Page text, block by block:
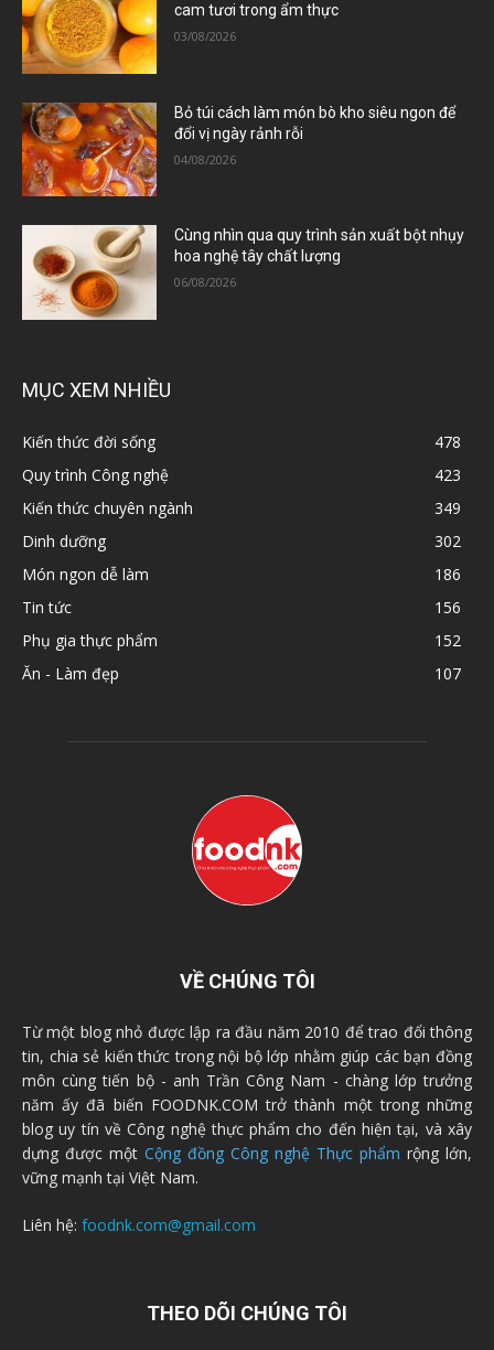
cam tươi trong ẩm thực
03/08/2026
Bỏ túi cách làm món bò kho siêu ngon để
đổi vị ngày rảnh rỗi
04/08/2026
Cùng nhìn qua quy trình sản xuất bột nhụy
hoa nghệ tây chất lượng
06/08/2026
MỤC XEM NHIỀU
Kiến thức đời sống
478
Quy trình Công nghệ
423
Kiến thức chuyên ngành
349
Dinh dưỡng
302
Món ngon dễ làm
186
Tin tức
156
Phụ gia thực phẩm
152
Ăn - Làm đẹp
107
VỀ CHÚNG TÔI
Từ một blog nhỏ được lập ra đầu năm 2010 để trao đổi thông
tin, chia sẻ kiến thức trong nội bộ lớp nhằm giúp các bạn đồng
môn cùng tiến bộ - anh Trần Công Nam - chàng lớp trưởng
năm ấy đã biến FOODNK.COM trở thành một trong những
blog uy tín về Công nghệ thực phẩm cho đến hiện tại, và xây
dựng được một Cộng đồng Công nghệ Thực phẩm rộng lớn,
vững mạnh tại Việt Nam.
Liên hệ: foodnk.com@gmail.com
THEO DÕI CHÚNG TÔI